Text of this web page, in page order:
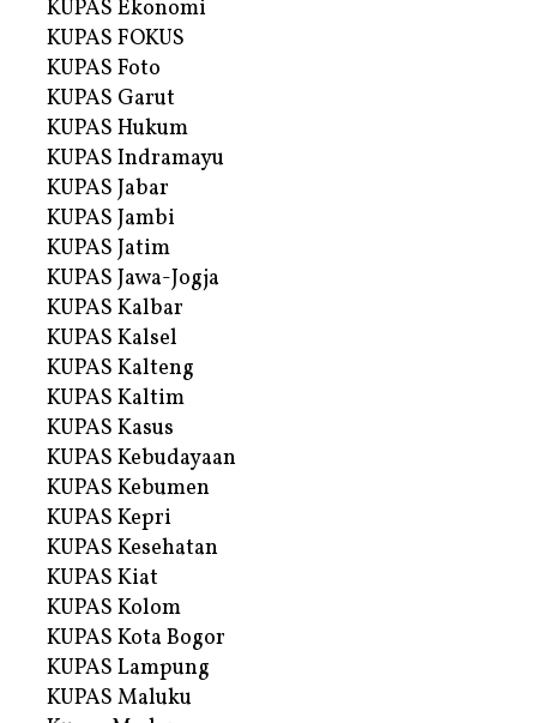
KUPAS Ekonomi
KUPAS FOKUS
KUPAS Foto
KUPAS Garut
KUPAS Hukum
KUPAS Indramayu
KUPAS Jabar
KUPAS Jambi
KUPAS Jatim
KUPAS Jawa-Jogja
KUPAS Kalbar
KUPAS Kalsel
KUPAS Kalteng
KUPAS Kaltim
KUPAS Kasus
KUPAS Kebudayaan
KUPAS Kebumen
KUPAS Kepri
KUPAS Kesehatan
KUPAS Kiat
KUPAS Kolom
KUPAS Kota Bogor
KUPAS Lampung
KUPAS Maluku